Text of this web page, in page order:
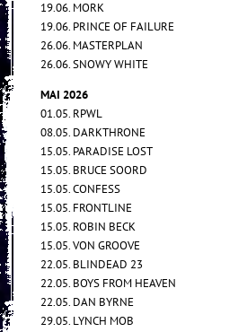
19.06. MORK
19.06. PRINCE OF FAILURE
26.06. MASTERPLAN
26.06. SNOWY WHITE
MAI 2026
01.05. RPWL
08.05. DARKTHRONE
15.05. PARADISE LOST
15.05. BRUCE SOORD
15.05. CONFESS
15.05. FRONTLINE
15.05. ROBIN BECK
15.05. VON GROOVE
22.05. BLINDEAD 23
22.05. BOYS FROM HEAVEN
22.05. DAN BYRNE
29.05. LYNCH MOB